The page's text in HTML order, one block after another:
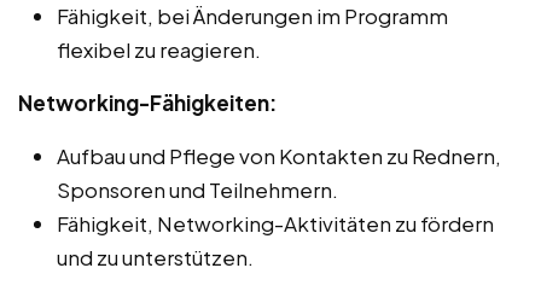
Fähigkeit, bei Änderungen im Programm
flexibel zu reagieren.
Networking-Fähigkeiten:
Aufbau und Pflege von Kontakten zu Rednern,
Sponsoren und Teilnehmern.
Fähigkeit, Networking-Aktivitäten zu fördern
und zu unterstützen.